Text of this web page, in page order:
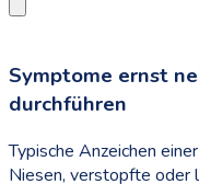
Symptome ernst
durchführen
Typische Anzeichen
Niesen, verstopfte oder